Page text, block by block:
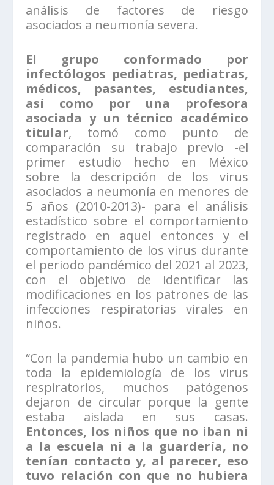
análisis de factores de riesgo
asociados a neumonía severa.
El grupo conformado por
infectólogos pediatras, pediatras,
médicos, pasantes, estudiantes,
así como por una profesora
asociada y un técnico académico
titular, tomó como punto de
comparación su trabajo previo -el
primer estudio hecho en México
sobre la descripción de los virus
asociados a neumonía en menores de
5 años (2010-2013)- para el análisis
estadístico sobre el comportamiento
registrado en aquel entonces y el
comportamiento de los virus durante
el periodo pandémico del 2021 al 2023,
con el objetivo de identificar las
modificaciones en los patrones de las
infecciones respiratorias virales en
niños.
“Con la pandemia hubo un cambio en
toda la epidemiología de los virus
respiratorios, muchos patógenos
dejaron de circular porque la gente
estaba aislada en sus casas.
Entonces, los niños que no iban ni
a la escuela ni a la guardería, no
tenían contacto y, al parecer, eso
tuvo relación con que no hubiera